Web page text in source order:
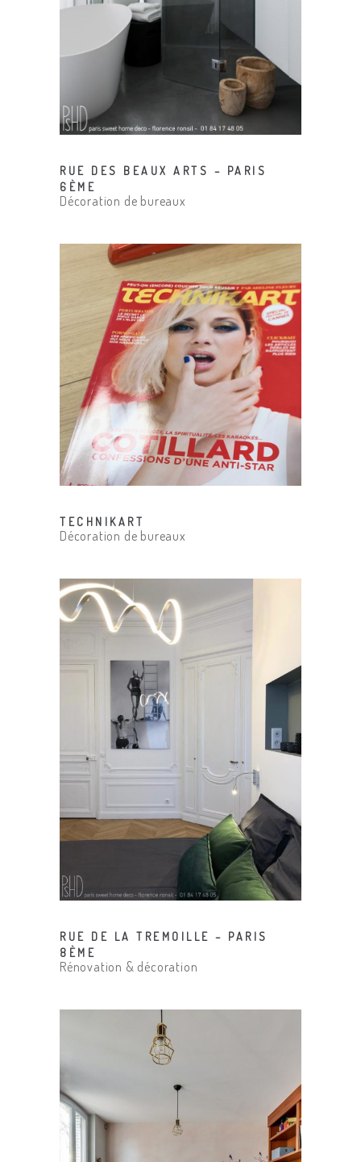
RUE DES BEAUX ARTS – PARIS
6ÈME
Décoration de bureaux
TECHNIKART
Décoration de bureaux
RUE DE LA TREMOILLE – PARIS
8ÈME
Rénovation & décoration